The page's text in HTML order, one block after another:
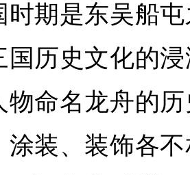
时期是东吴船
国历史文化的
物命名龙舟的
涂装、装饰各